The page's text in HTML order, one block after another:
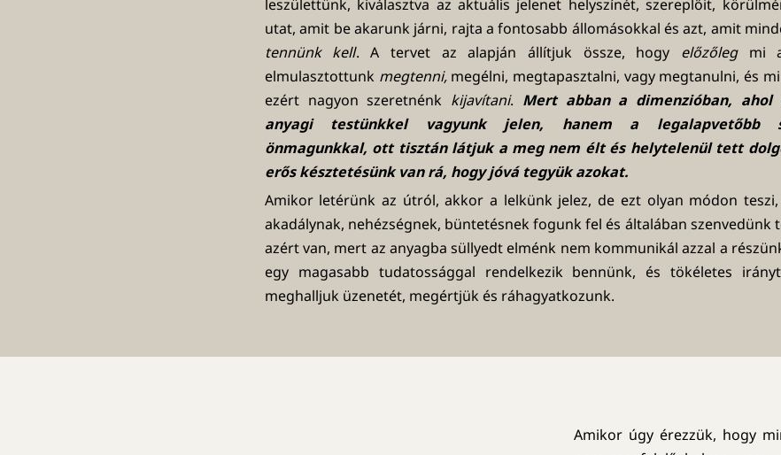
utat, amit be akarunk járni, rajta a fontosabb állomásokkal és azt, amit
tennünk kell. A tervet az alapján állítjuk össze, hogy előzőleg mi
elmulasztottunk megtenni,megélni, megtapasztalni, vagy megtanulni, és
ezért nagyon szeretnénk kijavítani. Mert abban a dimenzióban, ahol
anyagi testünkkel vagyunk jelen, hanem a legalapvetőbb
önmagunkkal, ott tisztán látjuk a meg nem élt és helytelenül tett
erős késztetésünk van rá, hogy jóvá tegyük azokat.
Amikor letérünk az útról, akkor a lelkünk jelez, de ezt olyan módon
akadálynak, nehézségnek, büntetésnek fogunk fel és általában szenvedünk
azért van, mert az anyagba süllyedt elménk nem kommunikál azzal a
egy magasabb tudatossággal rendelkezik bennünk, és tökéletes
meghalljuk üzenetét, megértjük és ráhagyatkozunk.
Amikor úgy érezzük, hogy